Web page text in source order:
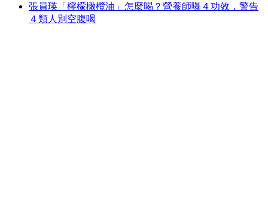
張員瑛「檸檬橄欖油」怎麼喝？營養師曝４功效，警告
４類人別空腹喝